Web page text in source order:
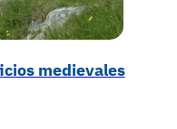
medievales